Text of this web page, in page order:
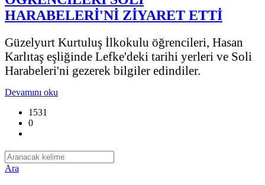
HARABELERİ'Nİ ZİYARET ETTİ
Güzelyurt Kurtuluş İlkokulu öğrencileri, Hasan
Karlıtaş eşliğinde Lefke'deki tarihi yerleri ve Soli
Harabeleri'ni gezerek bilgiler edindiler.
Devamını oku
1531
0
Ara